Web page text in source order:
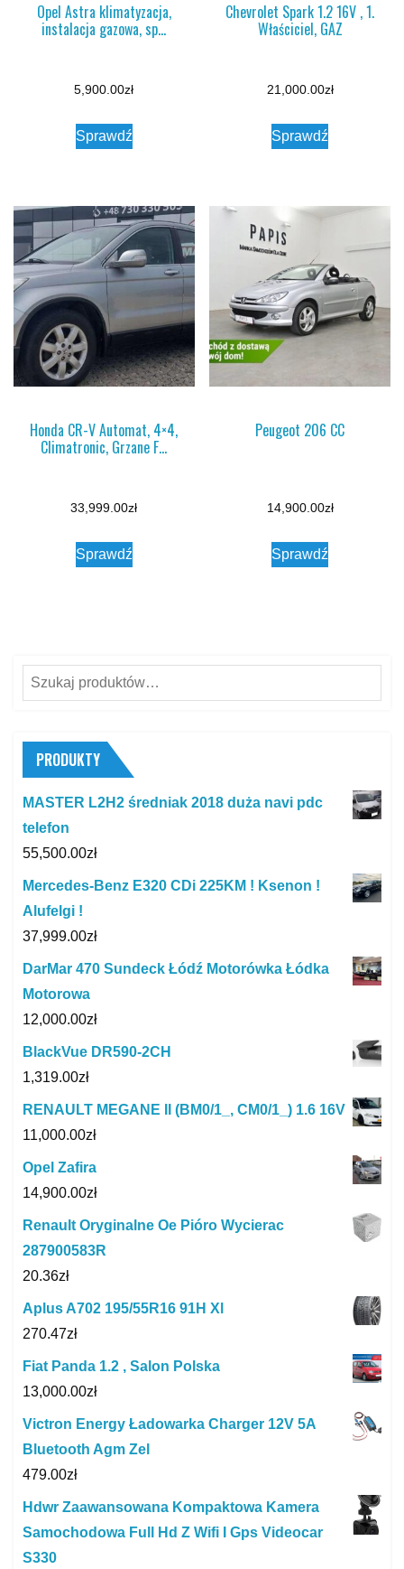
Opel Astra klimatyzacja,
instalacja gazowa, sp…
5,900.00zł
Sprawdź
Chevrolet Spark 1.2 16V , 1.
Właściciel, GAZ
21,000.00zł
Sprawdź
Honda CR-V Automat, 4×4,
Climatronic, Grzane F…
33,999.00zł
Sprawdź
Peugeot 206 CC
14,900.00zł
Sprawdź
Szukaj:
PRODUKTY
MASTER L2H2 średniak 2018 duża navi pdc
telefon
55,500.00zł
Mercedes-Benz E320 CDi 225KM ! Ksenon !
Alufelgi !
37,999.00zł
DarMar 470 Sundeck Łódź Motorówka Łódka
Motorowa
12,000.00zł
BlackVue DR590-2CH
1,319.00zł
RENAULT MEGANE II (BM0/1_, CM0/1_) 1.6 16V
11,000.00zł
Opel Zafira
14,900.00zł
Renault Oryginalne Oe Pióro Wycierac
287900583R
20.36zł
Aplus A702 195/55R16 91H Xl
270.47zł
Fiat Panda 1.2 , Salon Polska
13,000.00zł
Victron Energy Ładowarka Charger 12V 5A
Bluetooth Agm Zel
479.00zł
Hdwr Zaawansowana Kompaktowa Kamera
Samochodowa Full Hd Z Wifi I Gps Videocar
S330